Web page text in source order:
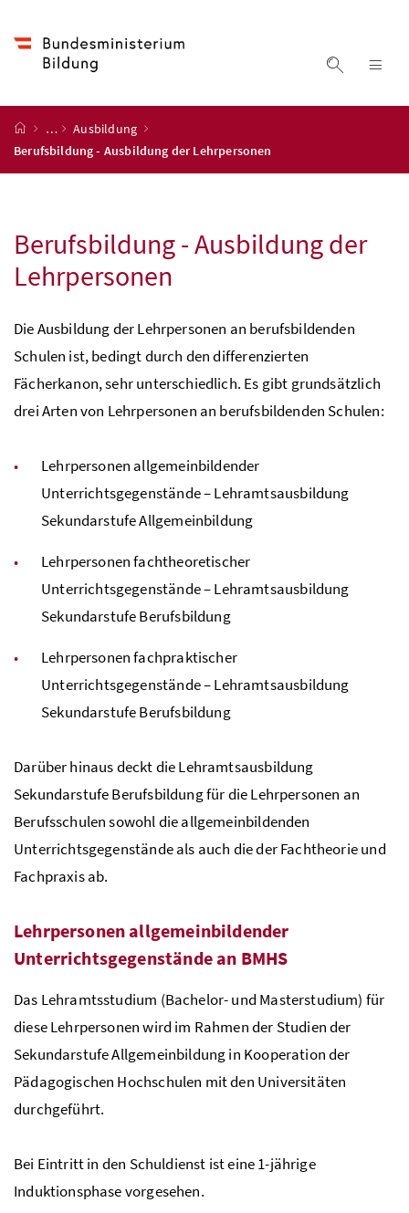
Suche
Startseite
…
Ausbildung
Berufsbildung - Ausbildung der Lehrpersonen
Berufsbildung - Ausbildung der
Lehrpersonen
Die Ausbildung der Lehrpersonen an berufsbildenden
Schulen ist, bedingt durch den differenzierten
Fächerkanon, sehr unterschiedlich. Es gibt grundsätzlich
drei Arten von Lehrpersonen an berufsbildenden Schulen:
Lehrpersonen allgemeinbildender
Unterrichtsgegenstände – Lehramtsausbildung
Sekundarstufe Allgemeinbildung
Lehrpersonen fachtheoretischer
Unterrichtsgegenstände – Lehramtsausbildung
Sekundarstufe Berufsbildung
Lehrpersonen fachpraktischer
Unterrichtsgegenstände – Lehramtsausbildung
Sekundarstufe Berufsbildung
Darüber hinaus deckt die Lehramtsausbildung
Sekundarstufe Berufsbildung für die Lehrpersonen an
Berufsschulen sowohl die allgemeinbildenden
Unterrichtsgegenstände als auch die der Fachtheorie und
Fachpraxis ab.
Lehrpersonen allgemeinbildender
Unterrichtsgegenstände an BMHS
Das Lehramtsstudium (Bachelor- und Masterstudium) für
diese Lehrpersonen wird im Rahmen der Studien der
Sekundarstufe Allgemeinbildung in Kooperation der
Pädagogischen Hochschulen mit den Universitäten
durchgeführt.
Bei Eintritt in den Schuldienst ist eine 1-jährige
Induktionsphase vorgesehen.